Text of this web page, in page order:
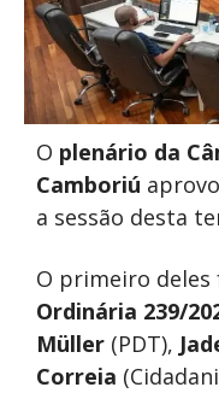
O plenário da
Camboriú
a sessão desta
O primeiro deles
Ordinária 239/
Müller (PDT),
Correia